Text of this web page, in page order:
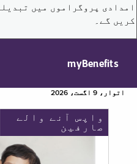
امدادی پروگراموں میں
کریں گے۔
myBenefits
اتوار، 9 اگست، 2026
واپس آنے والے
صارفین